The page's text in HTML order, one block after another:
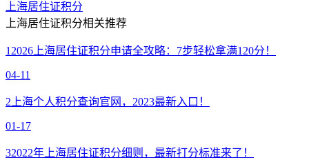
上海居住证积分
上海居住证积分相关推荐
1 2026上海居住证积分申请全攻略：7步轻松拿满120分！
04-11
2 上海个人积分查询官网，2023最新入口！
01-17
32022年上海居住证积分细则，最新打分标准来了！